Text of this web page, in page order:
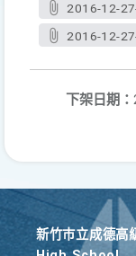
2016-12-
2016-12-
下架日期：
新竹巿立成德